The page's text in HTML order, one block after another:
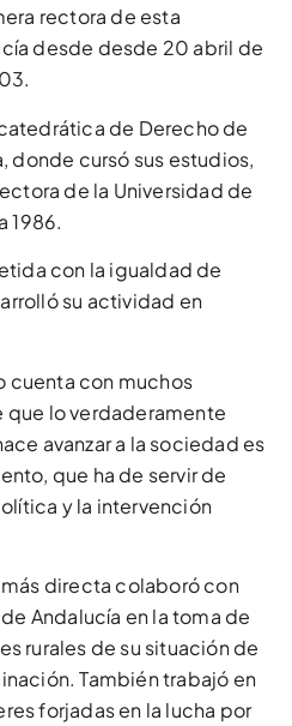
rectora de esta
desde desde 20 abril de
de Derecho de
donde cursó sus estudios,
de la Universidad de
1986.
con la igualdad de
su actividad en
cuenta con muchos
lo verdaderamente
avanzar a la sociedad es
que ha de servir de
y la intervención
directa colaboró con
Andalucía en la toma de
rurales de su situación de
También trabajó en
forjadas en la lucha por